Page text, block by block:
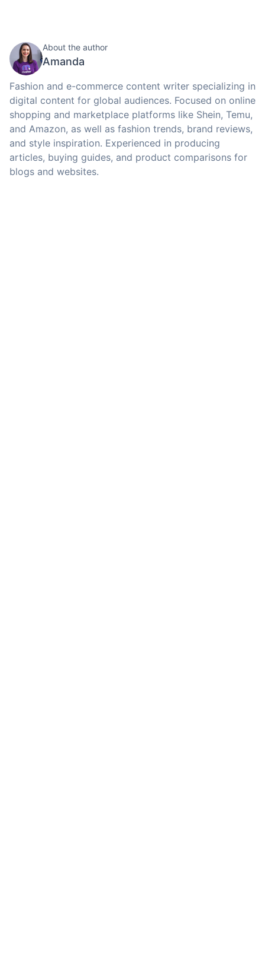
About the author
Amanda
Fashion and e-commerce content writer specializing in
digital content for global audiences. Focused on online
shopping and marketplace platforms like Shein, Temu,
and Amazon, as well as fashion trends, brand reviews,
and style inspiration. Experienced in producing
articles, buying guides, and product comparisons for
blogs and websites.